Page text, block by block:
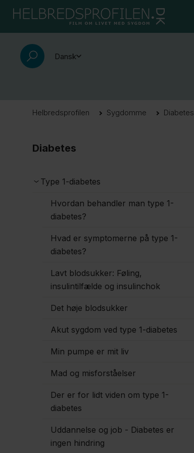
Dansk
Helbredsprofilen Sygdomme Diabetes
Diabetes
Type 1-diabetes
Hvordan behandler man type 1-
diabetes?
Hvad er symptomerne på type 1-
diabetes?
Lavt blodsukker: Føling,
insulintilfælde og insulinchok
Det høje blodsukker
Akut sygdom ved type 1-diabetes
Min pumpe er mit liv
Mad og misforståelser
Der er for lidt viden om type 1-
diabetes
Uddannelse og job - Diabetes er
ingen hindring